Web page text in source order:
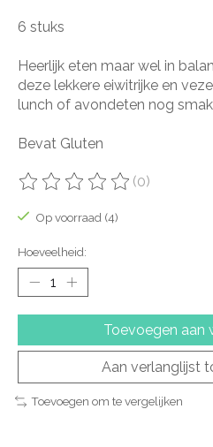
6 stuks
Heerlijk eten maar wel in
deze lekkere eiwitrijke en
lunch of avondeten nog
Bevat Gluten
De beoordeling van dit
(0)
Op voorraad (4)
Hoeveelheid:
Toevoegen aan
Aan verlanglijst
Toevoegen om te vergelijken